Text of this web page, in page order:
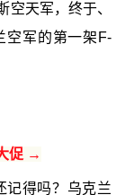
天军，终于、
空军的第一架F-
促 →
记得吗？乌克兰